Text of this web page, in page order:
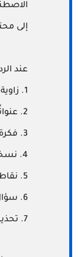
إلى
عند
1. زاوية المحتوى.
2. عنوانًا جذابًا دون مبالغة.
3. فكرة منشور قصيرة.
4. نسخة موسعة تصلح لمقال أو ثريد.
5. نقاط رئيسية للعرض.
6. سؤال تفاعلي للجمهور.
7. تحذير من أي معلومة غير مؤكدة.